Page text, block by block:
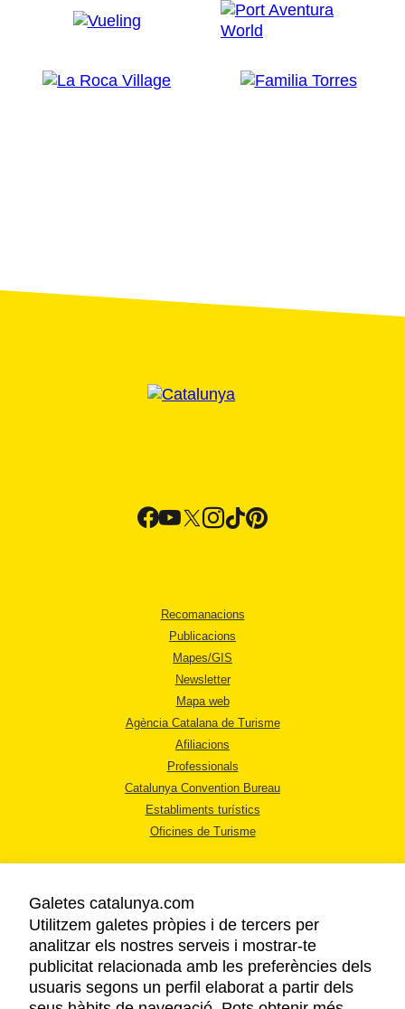
Recomanacions
Publicacions
Mapes/GIS
Newsletter
Mapa web
Agència Catalana de Turisme
Afiliacions
Professionals
Catalunya Convention Bureau
Establiments turístics
Oficines de Turisme
AVÍS LEGAL
POLÍTICA DE PRIVACITAT
COOKIES
Galetes catalunya.com
Utilitzem galetes pròpies i de tercers per
analitzar els nostres serveis i mostrar-te
publicitat relacionada amb les preferències dels
usuaris segons un perfil elaborat a partir dels